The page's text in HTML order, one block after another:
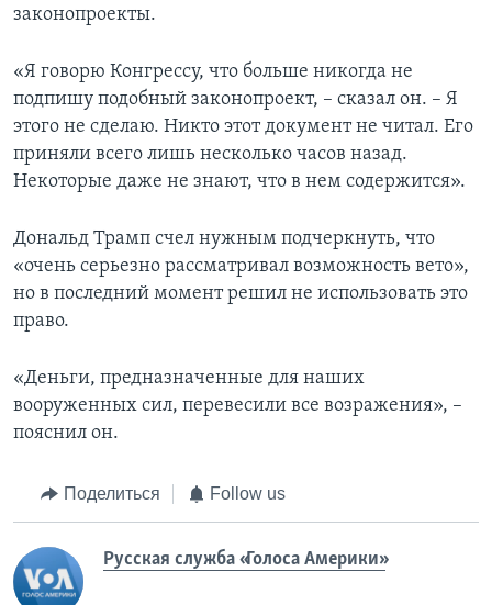
законопроекты.
«Я говорю Конгрессу, что больше никогда не
подпишу подобный законопроект, – сказал он. – Я
этого не сделаю. Никто этот документ не читал. Его
приняли всего лишь несколько часов назад.
Некоторые даже не знают, что в нем содержится».
Дональд Трамп счел нужным подчеркнуть, что
«очень серьезно рассматривал возможность вето»,
но в последний момент решил не использовать это
право.
«Деньги, предназначенные для наших
вооруженных сил, перевесили все возражения», –
пояснил он.
Поделиться Follow us
Русская служба «Голоса Америки»